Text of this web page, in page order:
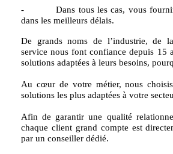
- Dans tous les cas, vous fournir
dans les meilleurs délais.
De grands noms de l’industrie, de
service nous font confiance depuis 15
solutions adaptées à leurs besoins,
Au cœur de votre métier, nous
solutions les plus adaptées à votre
Afin de garantir une qualité
chaque client grand compte est
par un conseiller dédié.